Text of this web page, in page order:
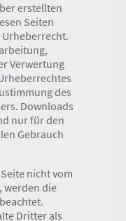
erstellten
Seiten
Verwertung
des
Downloads
nur für den
Gebrauch
nicht vom
werden die
Dritter als